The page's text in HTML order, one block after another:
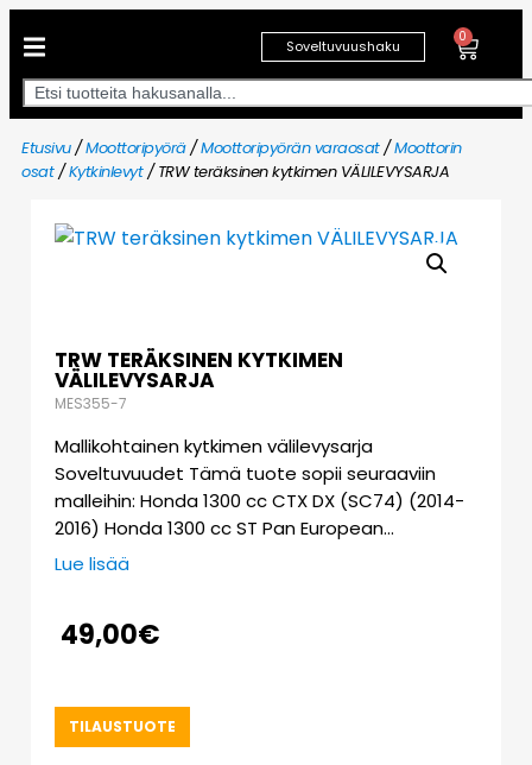
Soveltuvuushaku
0
Etusivu/Moottoripyörä/Moottoripyörän varaosat/Moottorin
osat/Kytkinlevyt/ TRW teräksinen kytkimen VÄLILEVYSARJA
TRW TERÄKSINEN KYTKIMEN
VÄLILEVYSARJA
MES355-7
Mallikohtainen kytkimen välilevysarja
Soveltuvuudet Tämä tuote sopii seuraaviin
malleihin: Honda 1300 cc CTX DX (SC74) (2014-
2016) Honda 1300 cc ST Pan European…
Lue lisää
49,00€
TILAUSTUOTE